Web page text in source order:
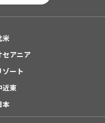
米
セアニア
ゾート
近東
本